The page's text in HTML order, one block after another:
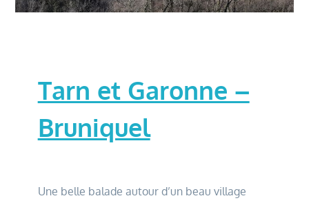
Tarn et Garonne –
Bruniquel
Une belle balade autour d’un beau village